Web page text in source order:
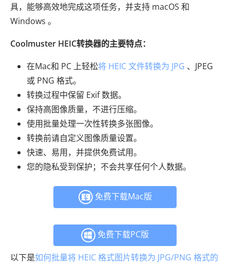
具，能够高效地完成这项任务，并支持 macOS 和
Windows 。
Coolmuster HEIC转换器的主要特点：
在Mac和 PC 上轻松将 HEIC 文件转换为 JPG 、JPEG
或 PNG 格式。
转换过程中保留 Exif 数据。
保持高图像质量，不进行压缩。
使用批量处理一次性转换多张图像。
转换前请自定义图像质量设置。
快速、易用，并提供免费试用。
您的隐私受到保护；不会共享任何个人数据。
免费下载Mac版
免费下载PC版
以下是如何批量将 HEIC 格式图片转换为 JPG/PNG 格式的